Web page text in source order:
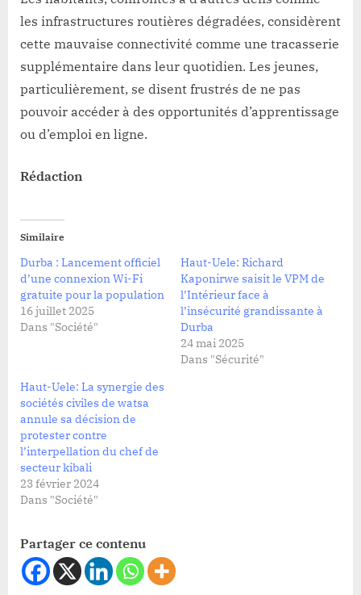
les infrastructures routières dégradées, considèrent
cette mauvaise connectivité comme une tracasserie
supplémentaire dans leur quotidien. Les jeunes,
particulièrement, se disent frustrés de ne pas
pouvoir accéder à des opportunités d’apprentissage
ou d’emploi en ligne.
Rédaction
Similaire
Durba : Lancement officiel
d’une connexion Wi-Fi
gratuite pour la population
16 juillet 2025
Dans "Société"
Haut-Uele: Richard
Kaponirwe saisit le VPM de
l’Intérieur face à
l’insécurité grandissante à
Durba
24 mai 2025
Dans "Sécurité"
Haut-Uele: La synergie des
sociétés civiles de watsa
annule sa décision de
protester contre
l’interpellation du chef de
secteur kibali
23 février 2024
Dans "Société"
Partager ce contenu